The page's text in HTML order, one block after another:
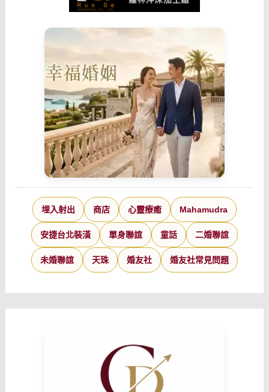
埋入射出 商店 心靈療癒 Mahamudra
安捷台北裝潢 單身聯誼 童話 二婚聯誼
未婚聯誼 天珠 婚友社 婚友社常見問題